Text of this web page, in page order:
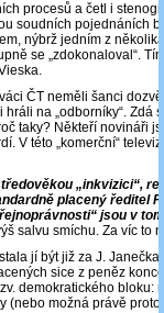
procesů a četl i
soudních pojednáních
nýbrž jedním z
se „zdokonaloval“.
ČT neměli šanci
na „odborníky“. Zdá
taky? Někteří novináři
V této „komerční“
„inkvizici“,
placený ředitel
jsou v
salvu smíchu. Za víc to
jí být již za J.
sice z peněz
demokratického bloku:
(nebo možná právě